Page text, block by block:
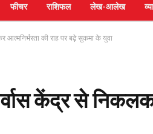
फीचर राशिफल लेख-आलेख
आत्मनिर्भरता की राह पर बढ़े सुकमा के युवा
केंद्र से